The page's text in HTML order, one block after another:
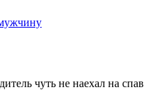
чуть не наехал на